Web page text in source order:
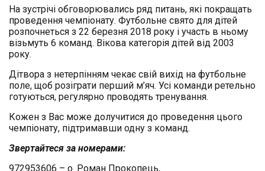
На зустрічі обговорювались ряд питань, які покращать
проведення чемпіонату. Футбольне свято для дітей
розпочнеться з 22 березня 2018 року і участь в ньому
візьмуть 6 команд. Вікова категорія дітей від 2003
року.
Дітвора з нетерпінням чекає свій вихід на футбольне
поле, щоб розіграти перший м’яч. Усі команди ретельно
готуються, регулярно проводять тренування.
Кожен з Вас може долучитися до проведення цього
чемпіонату, підтримавши одну з команд.
Звертайтеся за номерами:
972953606 – о. Роман Прокопець,